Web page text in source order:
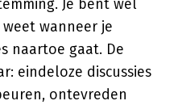
Je bent wel
wanneer je
naartoe gaat. De
eindeloze discussies
ontevreden